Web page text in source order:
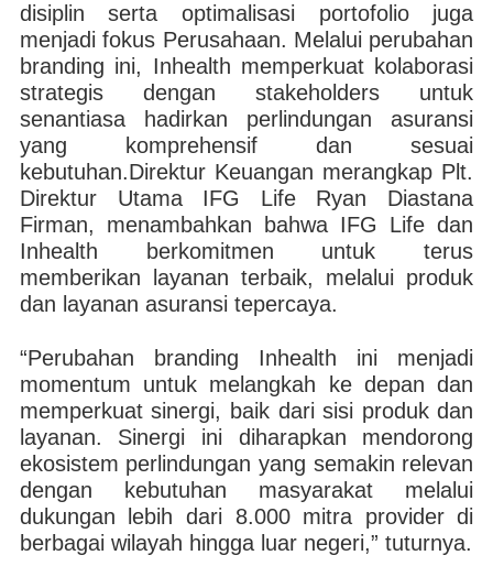
disiplin serta optimalisasi portofolio juga
menjadi fokus Perusahaan. Melalui perubahan
branding ini, Inhealth memperkuat kolaborasi
strategis dengan stakeholders untuk
senantiasa hadirkan perlindungan asuransi
yang komprehensif dan sesuai
kebutuhan.Direktur Keuangan merangkap Plt.
Direktur Utama IFG Life Ryan Diastana
Firman, menambahkan bahwa IFG Life dan
Inhealth berkomitmen untuk terus
memberikan layanan terbaik, melalui produk
dan layanan asuransi tepercaya.
“Perubahan branding Inhealth ini menjadi
momentum untuk melangkah ke depan dan
memperkuat sinergi, baik dari sisi produk dan
layanan. Sinergi ini diharapkan mendorong
ekosistem perlindungan yang semakin relevan
dengan kebutuhan masyarakat melalui
dukungan lebih dari 8.000 mitra provider di
berbagai wilayah hingga luar negeri,” tuturnya.